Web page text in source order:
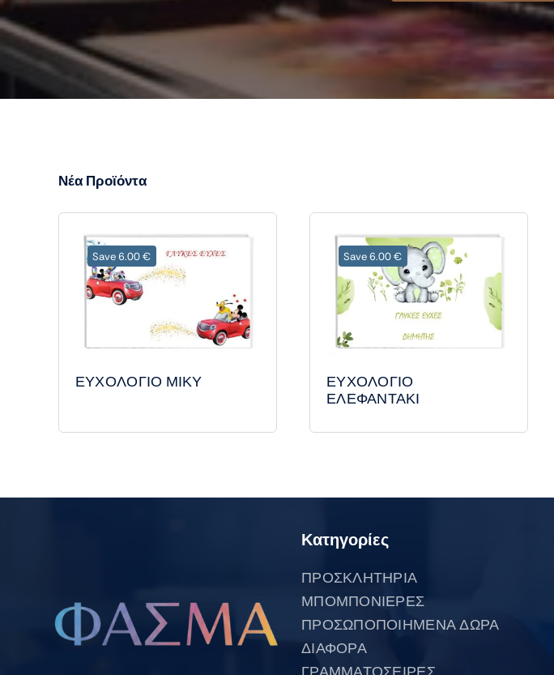
Νέα Προϊόντα
Save 6.00 €
ΕΥΧΟΛΟΓΙΟ ΜΙΚΥ
Save 6.00 €
ΕΥΧΟΛΟΓΙΟ
ΕΛΕΦΑΝΤΑΚΙ
Κατηγορίες
ΠΡΟΣΚΛΗΤΗΡΙΑ
ΜΠΟΜΠΟΝΙΕΡΕΣ
ΠΡΟΣΩΠΟΠΟΙΗΜΕΝΑ ΔΩΡΑ
ΔΙΑΦΟΡΑ